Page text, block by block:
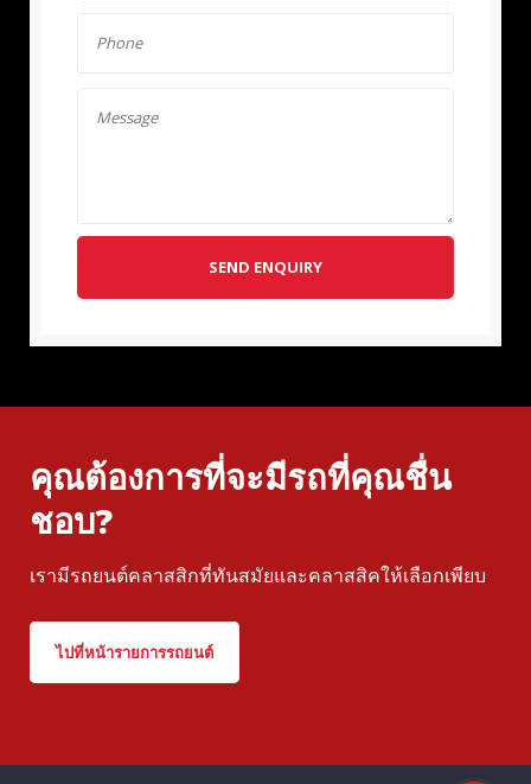
SEND ENQUIRY
คุณต้องการที่จะมีรถที่คุณชื่น
ชอบ?
เรามีรถยนต์คลาสสิกที่ทันสมัยและคลาสสิคให้เลือกเพียบ
ไปที่หน้ารายการรถยนต์